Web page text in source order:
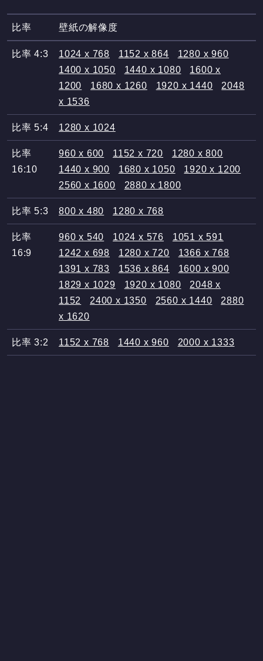
比率 壁紙の解像度
比率 4:3 1024 x 768 1152 x 864
1280 x 960
1400 x 1050
1440 x 1080
1600 x
1200
1680 x 1260 1920 x 1440
2048
x 1536
比率 5:4 1280 x 1024
比率
16:10
960 x 600 1152 x 720
1280 x 800
1440 x 900
1680 x 1050
1920 x 1200
2560 x 1600
2880 x 1800
比率 5:3 800 x 480 1280 x 768
比率
16:9
960 x 540 1024 x 576
1051 x 591
1242 x 698
1280 x 720
1366 x 768
1391 x 783
1536 x 864
1600 x 900
1829 x 1029
1920 x 1080
2048 x
1152
2400 x 1350 2560 x 1440
2880
x 1620
比率 3:2 1152 x 768 1440 x 960 2000 x 1333